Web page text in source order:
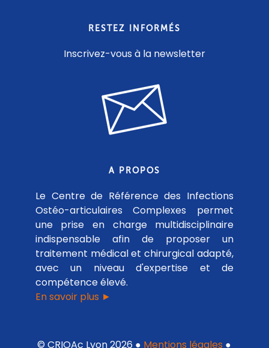
RESTEZ INFORMÉS
Inscrivez-vous à la newsletter
A PROPOS
Le Centre de Référence des Infections
Ostéo-articulaires Complexes permet
une prise en charge multidisciplinaire
indispensable afin de proposer un
traitement médical et chirurgical adapté,
avec un niveau d'expertise et de
compétence élevé.
En savoir plus ►
© CRIOAc Lyon 2026 ● Mentions légales ●